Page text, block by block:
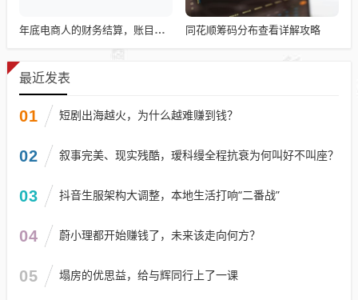
年底电商人的财务结算，账目清算与回顾 同花顺筹码分布查看详解攻略
最近发表
01 短剧出海越火，为什么越难赚到钱？
02 叙事完美、现实残酷，瑷科缦全程抗衰为何叫好不叫座？
03 抖音生服架构大调整，本地生活打响“二番战”
04 蔚小理都开始赚钱了，未来该走向何方？
05 塌房的优思益，给与辉同行上了一课